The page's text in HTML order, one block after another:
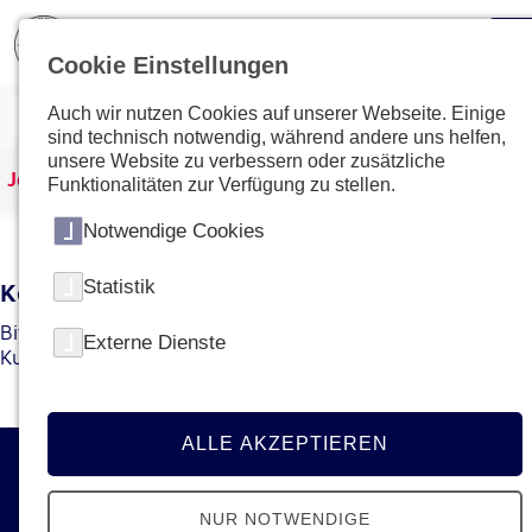
Johanniter Österreich Kurse & Ausbildungen
Kein Kurs mit dieser ID gefunden
Bitte gehen Sie zur Übersichtsseite
Kurs bzw. die gewünschte Ausbildung zu finden.
Cookie Einstellungen
Auch wir nutzen Cookies auf unserer Webseite. Einige
sind technisch notwendig, während andere uns helfen,
unsere Website zu verbessern oder zusätzliche
Funktionalitäten zur Verfügung zu stellen.
Notwendige Cookies
Statistik
Externe Dienste
ALLE AKZEPTIEREN
NUR NOTWENDIGE